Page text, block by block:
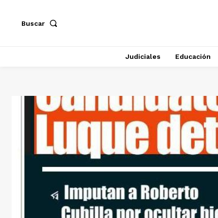
Buscar
Judiciales Educación